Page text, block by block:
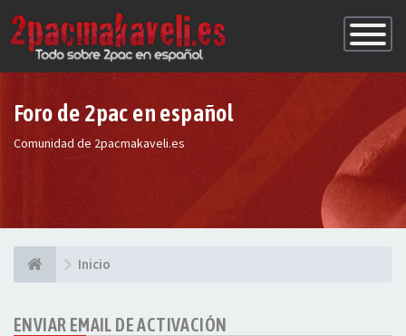
de
Foro de 2pac en español
Comunidad de 2pacmakaveli.es
Inicio
ENVIAR EMAIL DE ACTIVACIÓN